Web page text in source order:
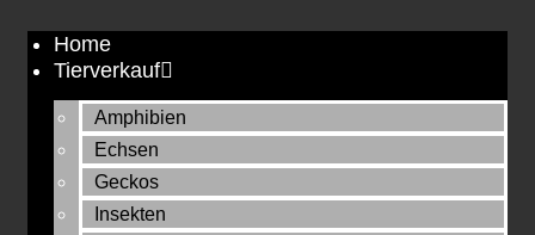
Inhalt
springen
Home
Tierverkauf
Amphibien
Echsen
Geckos
Insekten